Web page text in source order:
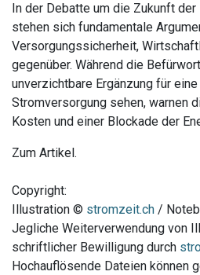
In der Debatte um die Zukunft
stehen sich fundamentale
Versorgungssicherheit,
gegenüber. Während die
unverzichtbare Ergänzung für
Stromversorgung sehen, warnen
Kosten und einer Blockade der
Zum Artikel.
Copyright:
Illustration © stromzeit.ch /
Jegliche Weiterverwendung von
schriftlicher Bewilligung durch
Hochauflösende Dateien können